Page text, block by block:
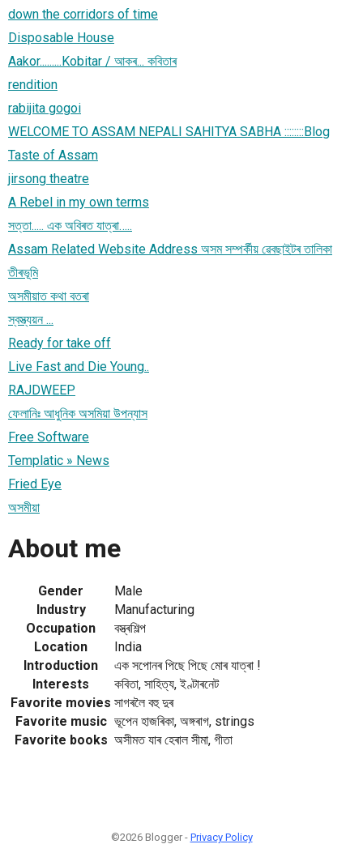
down the corridors of time
Disposable House
Aakor.........Kobitar / আকৰ... কবিতাৰ
rendition
rabijita gogoi
WELCOME TO ASSAM NEPALI SAHITYA SABHA ::::::::Blog
Taste of Assam
jirsong theatre
A Rebel in my own terms
সত্তা..... এক অবিৰত যাত্ৰা…..
Assam Related Website Address অসম সম্পৰ্কীয় ৱেবছাইটৰ তালিকা
তীৰভূমি
অসমীয়াত কথা বতৰা
স্বস্ত্যয়ন ...
Ready for take off
Live Fast and Die Young..
RAJDWEEP
ফেলানিঃ আধুনিক অসমিয়া উপন্যাস
Free Software
Templatic » News
Fried Eye
অসমীয়া
About me
Gender
Male
Industry
Manufacturing
Occupation
বস্ত্ৰশিল্প
Location
India
Introduction
এক সপোনৰ পিছে পিছে মোৰ যাত্ৰা !
Interests
কবিতা, সাহিত্য, ইণ্টাৰনেট
Favorite movies সাগৰলৈ বহু দুৰ
Favorite music ভূপেন হাজৰিকা, অঙ্গৰাগ, strings
Favorite books অসীমত যাৰ হেৰাল সীমা, গীতা
©2026 Blogger - Privacy Policy